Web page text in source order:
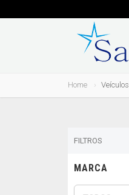
Home Veículos
FILTROS
MARCA